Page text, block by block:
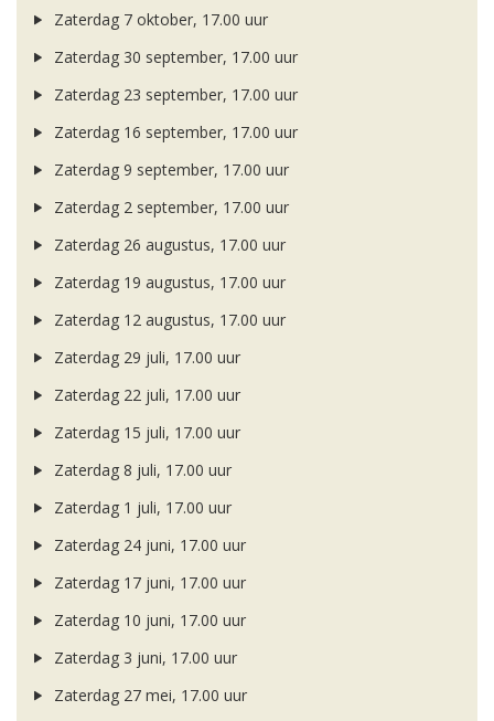
Zaterdag 7 oktober, 17.00 uur
Zaterdag 30 september, 17.00 uur
Zaterdag 23 september, 17.00 uur
Zaterdag 16 september, 17.00 uur
Zaterdag 9 september, 17.00 uur
Zaterdag 2 september, 17.00 uur
Zaterdag 26 augustus, 17.00 uur
Zaterdag 19 augustus, 17.00 uur
Zaterdag 12 augustus, 17.00 uur
Zaterdag 29 juli, 17.00 uur
Zaterdag 22 juli, 17.00 uur
Zaterdag 15 juli, 17.00 uur
Zaterdag 8 juli, 17.00 uur
Zaterdag 1 juli, 17.00 uur
Zaterdag 24 juni, 17.00 uur
Zaterdag 17 juni, 17.00 uur
Zaterdag 10 juni, 17.00 uur
Zaterdag 3 juni, 17.00 uur
Zaterdag 27 mei, 17.00 uur